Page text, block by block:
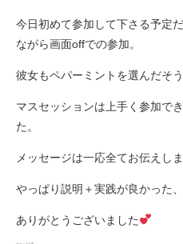
今日初めて参加して下さる予定
ながら画面offでの参加。
彼女もペパーミントを選んだそう
マスセッションは上手く参加で
た。
メッセージは一応全てお伝えしま
やっぱり説明＋実践が良かった
ありがとうございました